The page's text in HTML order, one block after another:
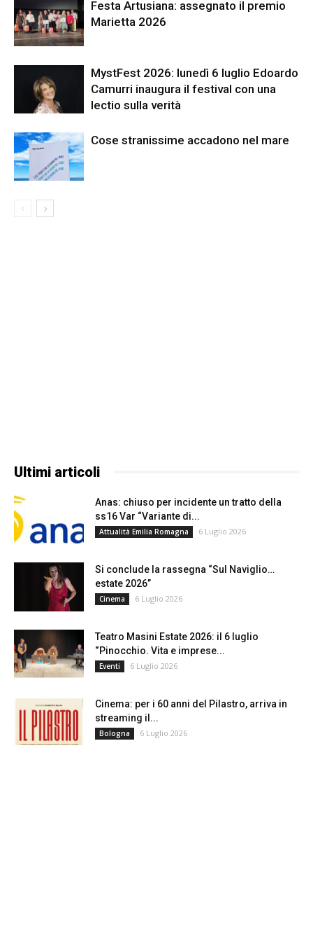
Festa Artusiana: assegnato il premio
Marietta 2026
MystFest 2026: lunedì 6 luglio Edoardo
Camurri inaugura il festival con una
lectio sulla verità
Cose stranissime accadono nel mare
Ultimi articoli
Anas: chiuso per incidente un tratto della
ss16 Var “Variante di...
Attualità Emilia Romagna 6 Luglio 2026
Si conclude la rassegna “Sul Naviglio…
estate 2026”
Cinema 6 Luglio 2026
Teatro Masini Estate 2026: il 6 luglio
“Pinocchio. Vita e imprese...
Eventi 6 Luglio 2026
Cinema: per i 60 anni del Pilastro, arriva in
streaming il...
Bologna 6 Luglio 2026